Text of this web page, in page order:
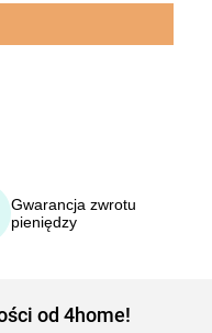
Gwarancja zwrotu
pieniędzy
od 4home!